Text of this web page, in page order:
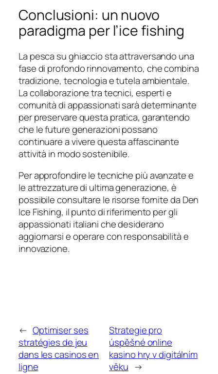
Conclusioni: un nuovo
paradigma per l’ice fishing
La pesca su ghiaccio sta attraversando una
fase di profondo rinnovamento, che combina
tradizione, tecnologia e tutela ambientale.
La collaborazione tra tecnici, esperti e
comunità di appassionati sarà determinante
per preservare questa pratica, garantendo
che le future generazioni possano
continuare a vivere questa affascinante
attività in modo sostenibile.
Per approfondire le tecniche più avanzate e
le attrezzature di ultima generazione, è
possibile consultare le risorse fornite da Den
Ice Fishing, il punto di riferimento per gli
appassionati italiani che desiderano
aggiornarsi e operare con responsabilità e
innovazione.
← Optimiser ses
stratégies de jeu
dans les casinos en
ligne
Strategie pro
úspěšné online
kasino hry v digitálním
věku →